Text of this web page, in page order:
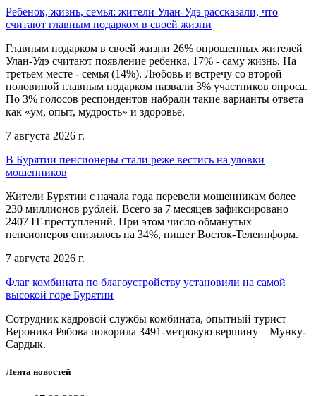
Ребенок, жизнь, семья: жители Улан-Удэ рассказали, что
считают главным подарком в своей жизни
Главным подарком в своей жизни 26% опрошенных жителей
Улан-Удэ считают появление ребенка. 17% - саму жизнь. На
третьем месте - семья (14%). Любовь и встречу со второй
половиной главным подарком назвали 3% участников опроса.
По 3% голосов респондентов набрали такие варианты ответа
как «ум, опыт, мудрость» и здоровье.
7 августа 2026 г.
В Бурятии пенсионеры стали реже вестись на уловки
мошенников
Жители Бурятии с начала года перевели мошенникам более
230 миллионов рублей. Всего за 7 месяцев зафиксировано
2407 IT-преступлений. При этом число обманутых
пенсионеров снизилось на 34%, пишет Восток-Телеинформ.
7 августа 2026 г.
Флаг комбината по благоустройству установили на самой
высокой горе Бурятии
Сотрудник кадровой службы комбината, опытный турист
Вероника Рябова покорила 3491-метровую вершину – Мунку-
Сардык.
Лента новостей